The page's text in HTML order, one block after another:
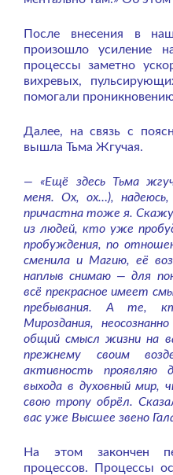
После внесения в
произошло усиление
процессы заметно
вихревых,
помогали
Далее, на связь с
вышла Тьма Жгучая.
— «Ещё здесь Тьма
меня. Ох, ох…),
причастна тоже я. Скажу
из людей, кто уже
пробуждения, по
сменила и Магию, её
наплыв снимаю — для
всё прекрасное имеет
пребывания. А те,
Мироздания,
общий смысл жизни на
прежнему своим
активность проявляю
выхода в духовный мир,
свою тропу обрёл.
вас уже Высшее звено
На этом закончен
процессов. Процессы